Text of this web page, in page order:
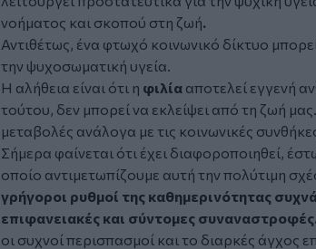
νοήματος και σκοπού στη ζωή.
Αντιθέτως, ένα φτωχό κοινωνικό δίκτυο
την ψυχοσωματική υγεία.
Η αλήθεια είναι ότι η φιλία αποτελεί εγγενή
τούτου, δεν μπορεί να εκλείψει από τη ζωή
μεταβολές ανάλογα με τις κοινωνικές
Σήμερα φαίνεται ότι έχει διαφοροποιηθεί,
οποίο αντιμετωπίζουμε αυτή την πολύτιμη
γρήγοροι ρυθμοί της καθημερινότητας
επιφανειακές και σύντομες
οι συχνοί περισπασμοί και το διαρκές άγχος